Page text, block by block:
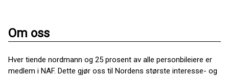
Om oss
Hver tiende nordmann og 25 prosent av alle personbileiere er
medlem i NAF. Dette gjør oss til Nordens største interesse- og